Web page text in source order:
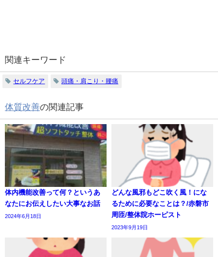
関連キーワード
セルフケア 頭痛・肩こり・腰痛
体質改善の関連記事
体内機能改善って何？というあ
なたにお伝えしたい大事なお話
2024年6月18日
どんな風邪もどこ吹く風！にな
るために必要なことは？/赤磐市
周匝/整体院ホーピスト
2023年9月19日